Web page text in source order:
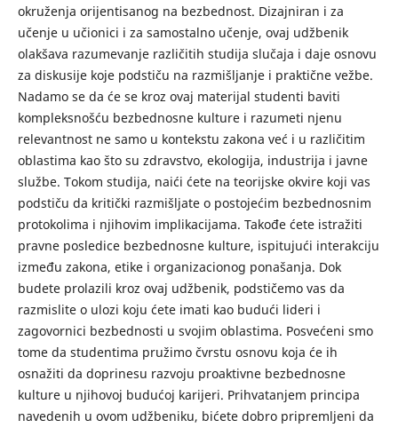
okruženja orijentisanog na bezbednost. Dizajniran i za
učenje u učionici i za samostalno učenje, ovaj udžbenik
olakšava razumevanje različitih studija slučaja i daje osnovu
za diskusije koje podstiču na razmišljanje i praktične vežbe.
Nadamo se da će se kroz ovaj materijal studenti baviti
kompleksnošću bezbednosne kulture i razumeti njenu
relevantnost ne samo u kontekstu zakona već i u različitim
oblastima kao što su zdravstvo, ekologija, industrija i javne
službe. Tokom studija, naići ćete na teorijske okvire koji vas
podstiču da kritički razmišljate o postojećim bezbednosnim
protokolima i njihovim implikacijama. Takođe ćete istražiti
pravne posledice bezbednosne kulture, ispitujući interakciju
između zakona, etike i organizacionog ponašanja. Dok
budete prolazili kroz ovaj udžbenik, podstičemo vas da
razmislite o ulozi koju ćete imati kao budući lideri i
zagovornici bezbednosti u svojim oblastima. Posvećeni smo
tome da studentima pružimo čvrstu osnovu koja će ih
osnažiti da doprinesu razvoju proaktivne bezbednosne
kulture u njihovoj budućoj karijeri. Prihvatanjem principa
navedenih u ovom udžbeniku, bićete dobro pripremljeni da